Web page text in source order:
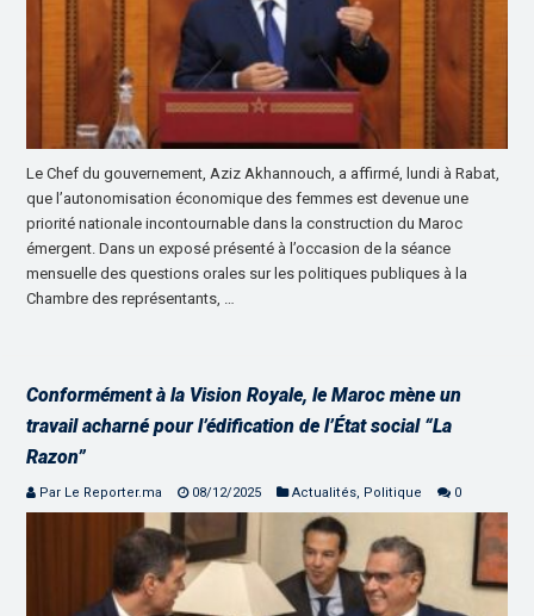
Le Chef du gouvernement, Aziz Akhannouch, a affirmé, lundi à Rabat,
que l’autonomisation économique des femmes est devenue une
priorité nationale incontournable dans la construction du Maroc
émergent. Dans un exposé présenté à l’occasion de la séance
mensuelle des questions orales sur les politiques publiques à la
Chambre des représentants, …
Conformément à la Vision Royale, le Maroc mène un
travail acharné pour l’édification de l’État social “La
Razon”
Par Le Reporter.ma 08/12/2025 Actualités, Politique 0